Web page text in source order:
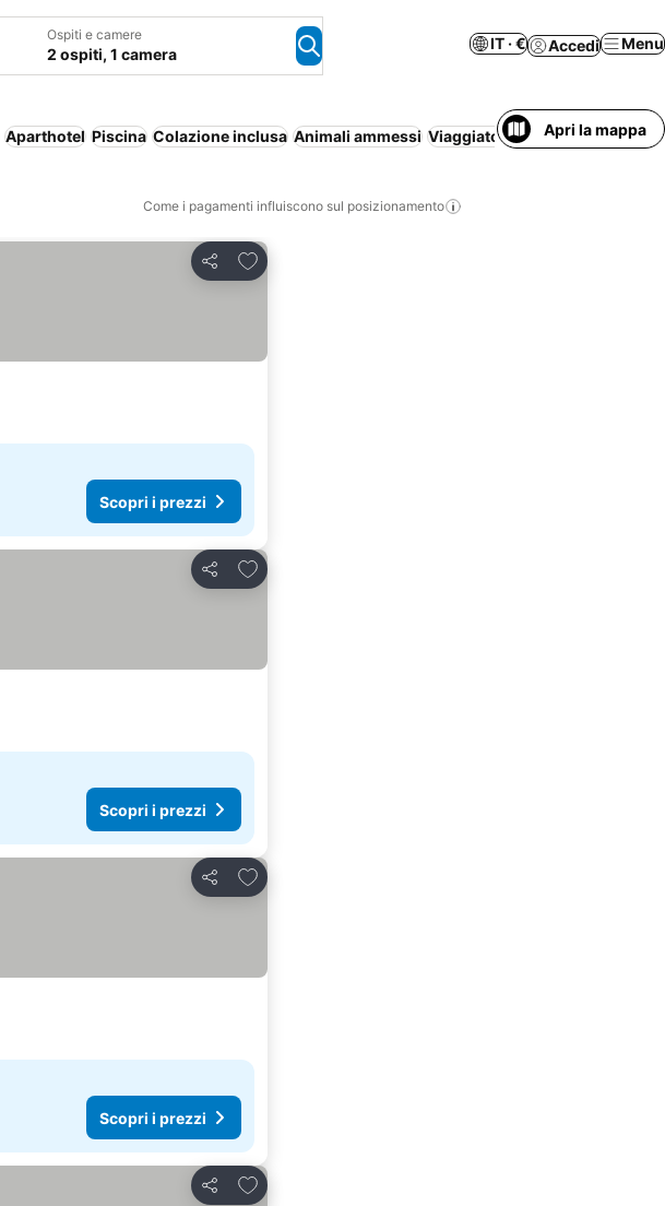
Ospiti e camere
2 ospiti, 1 camera
IT · € Accedi Menu
Aparthotel Piscina Colazione inclusa Animali ammessi Viaggiatori d’affari Bar
Apri la mappa
Come i pagamenti influiscono sul posizionamento
Condividi
Aggiungi ai preferiti
Scopri i prezzi
Condividi
Aggiungi ai preferiti
Scopri i prezzi
Condividi
Aggiungi ai preferiti
Scopri i prezzi
Condividi
Aggiungi ai preferiti